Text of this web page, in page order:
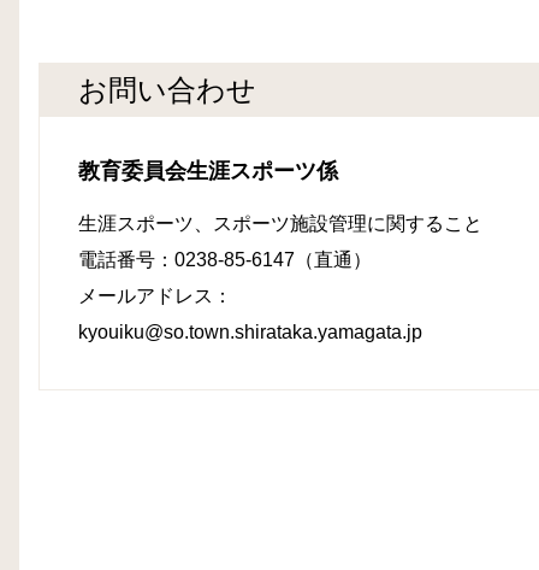
お問い合わせ
教育委員会生涯スポーツ係
生涯スポーツ、スポーツ施設管理に関すること
電話番号：0238-85-6147（直通）
メールアドレス：
kyouiku@so.town.shirataka.yamagata.jp